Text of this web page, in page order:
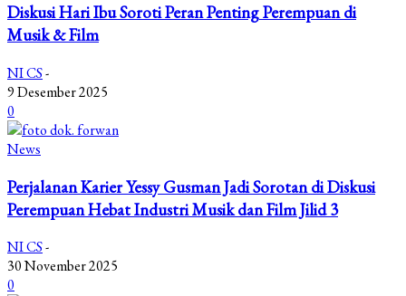
Diskusi Hari Ibu Soroti Peran Penting Perempuan di
Musik & Film
NI CS-
9 Desember 2025
0
News
Perjalanan Karier Yessy Gusman Jadi Sorotan di Diskusi
Perempuan Hebat Industri Musik dan Film Jilid 3
NI CS-
30 November 2025
0